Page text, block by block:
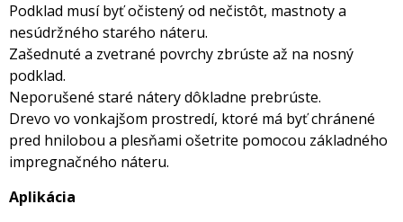
Podklad musí byť očistený od nečistôt, mastnoty a
nesúdržného starého náteru.
Zašednuté a zvetrané povrchy zbrúste až na nosný
podklad.
Neporušené staré nátery dôkladne prebrúste.
Drevo vo vonkajšom prostredí, ktoré má byť chránené
pred hnilobou a plesňami ošetrite pomocou základného
impregnačného náteru.
Aplikácia